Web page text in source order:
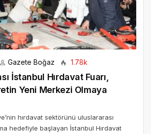
Gazete Boğaz 1.78k
İstanbul Hırdavat Fuarı,
Yeni Merkezi Olmaya
hırdavat sektörünü uluslararası
hedefiyle başlayan İstanbul Hırdavat